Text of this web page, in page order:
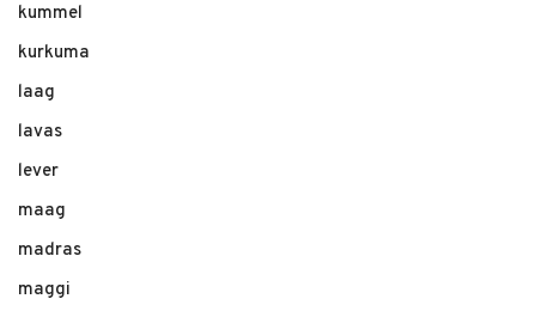
kummel
kurkuma
laag
lavas
lever
maag
madras
maggi